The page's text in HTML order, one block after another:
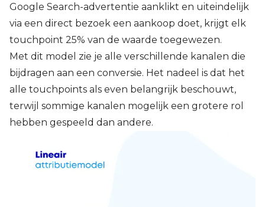
Google Search-advertentie aanklikt en uiteindelijk
via een direct bezoek een aankoop doet, krijgt elk
touchpoint 25% van de waarde toegewezen.
Met dit model zie je alle verschillende kanalen die
bijdragen aan een conversie. Het nadeel is dat het
alle touchpoints als even belangrijk beschouwt,
terwijl sommige kanalen mogelijk een grotere rol
hebben gespeeld dan andere.